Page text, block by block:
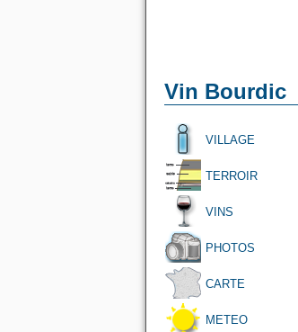
Vin Bourdic
VILLAGE
TERROIR
VINS
PHOTOS
CARTE
METEO